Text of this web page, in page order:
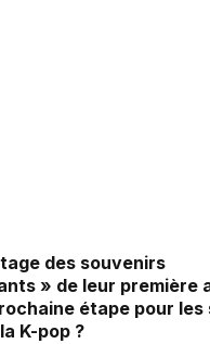
des souvenirs
» de leur première
étape pour les
K-pop ?